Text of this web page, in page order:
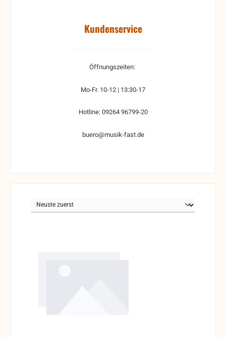
Kundenservice
Öffnungszeiten:
Mo-Fr. 10-12 | 13:30-17
Hotline: 09264 96799-20
buero@musik-fast.de